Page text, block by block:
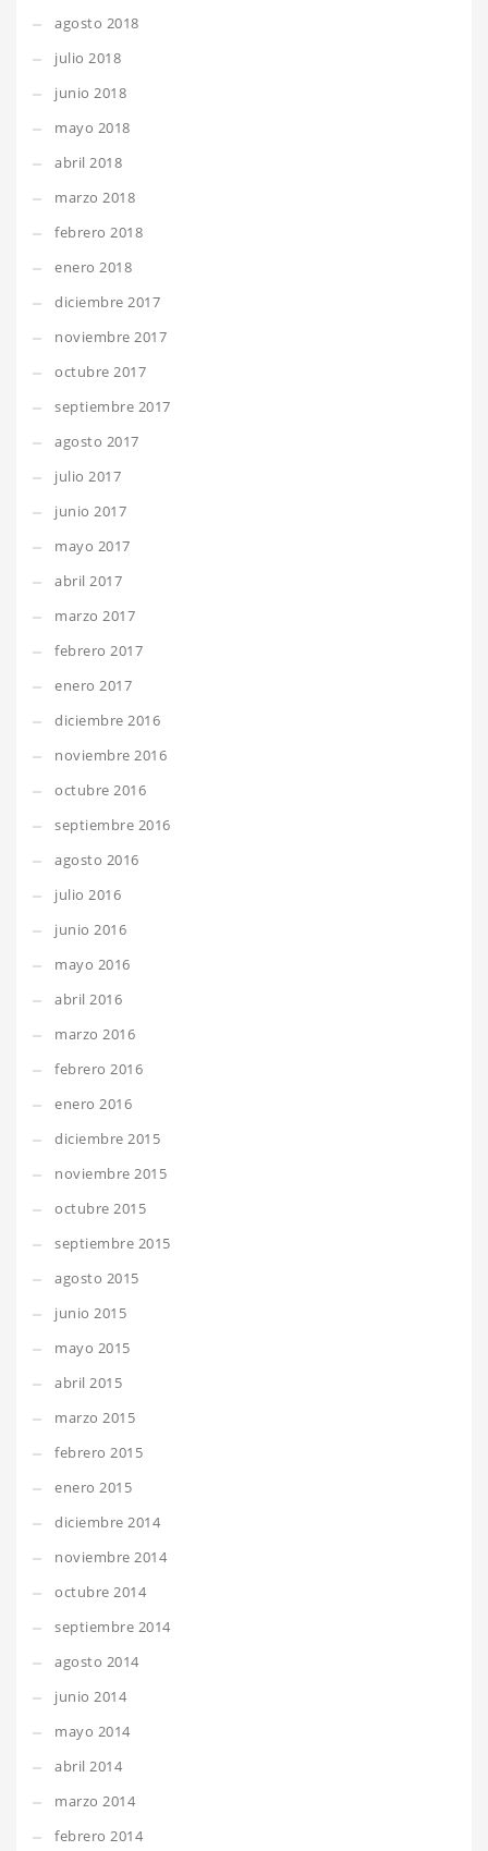
agosto 2018
julio 2018
junio 2018
mayo 2018
abril 2018
marzo 2018
febrero 2018
enero 2018
diciembre 2017
noviembre 2017
octubre 2017
septiembre 2017
agosto 2017
julio 2017
junio 2017
mayo 2017
abril 2017
marzo 2017
febrero 2017
enero 2017
diciembre 2016
noviembre 2016
octubre 2016
septiembre 2016
agosto 2016
julio 2016
junio 2016
mayo 2016
abril 2016
marzo 2016
febrero 2016
enero 2016
diciembre 2015
noviembre 2015
octubre 2015
septiembre 2015
agosto 2015
junio 2015
mayo 2015
abril 2015
marzo 2015
febrero 2015
enero 2015
diciembre 2014
noviembre 2014
octubre 2014
septiembre 2014
agosto 2014
junio 2014
mayo 2014
abril 2014
marzo 2014
febrero 2014